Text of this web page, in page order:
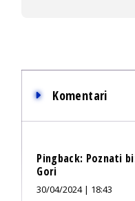
Komentari
Pingback: Poznati
Gori
30/04/2024 | 18:43